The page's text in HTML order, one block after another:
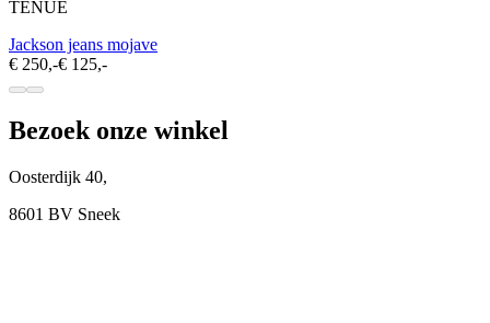
TENUE
Jackson jeans mojave
€ 250,-€ 125,-
Bezoek onze winkel
Oosterdijk 40,
8601 BV Sneek